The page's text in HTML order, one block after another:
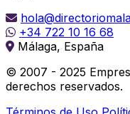
+34 722 10 16 68
Málaga, España
© 2007 - 2025
derechos reservados.